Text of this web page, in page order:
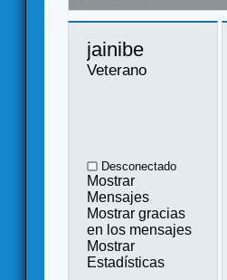
jainibe
Veterano
Desconectado
Mostrar
Mensajes
Mostrar gracias
en los mensajes
Mostrar
Estadísticas